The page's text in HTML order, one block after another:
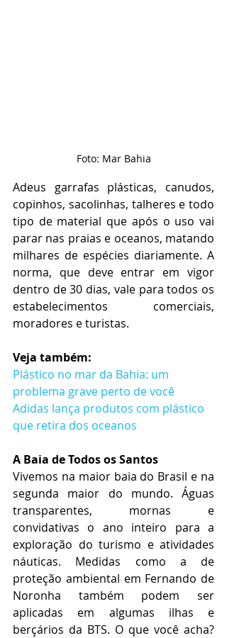
Foto: Mar Bahia
Adeus garrafas plásticas, canudos,
copinhos, sacolinhas, talheres e todo
tipo de material que após o uso vai
parar nas praias e oceanos, matando
milhares de espécies diariamente. A
norma, que deve entrar em vigor
dentro de 30 dias, vale para todos os
estabelecimentos comerciais,
moradores e turistas.
Veja também:
Plástico no mar da Bahia: um
problema grave perto de você
Adidas lança produtos com plástico
que retira dos oceanos
A Baia de Todos os Santos
Vivemos na maior baia do Brasil e na
segunda maior do mundo. Águas
transparentes, mornas e
convidativas o ano inteiro para a
exploração do turismo e atividades
náuticas. Medidas como a de
proteção ambiental em Fernando de
Noronha também podem ser
aplicadas em algumas ilhas e
berçários da BTS. O que você acha?